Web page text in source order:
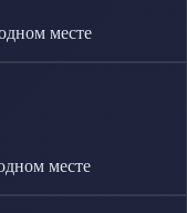
месте
месте